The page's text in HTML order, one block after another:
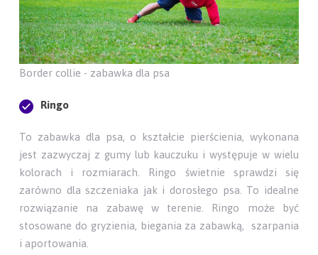
Border collie - zabawka dla psa
Ringo
To zabawka dla psa, o kształcie pierścienia, wykonana
jest zazwyczaj z gumy lub kauczuku i występuje w wielu
kolorach i rozmiarach. Ringo świetnie sprawdzi się
zarówno dla szczeniaka jak i dorosłego psa. To idealne
rozwiązanie na zabawę w terenie. Ringo może być
stosowane do gryzienia, biegania za zabawką, szarpania
i aportowania.